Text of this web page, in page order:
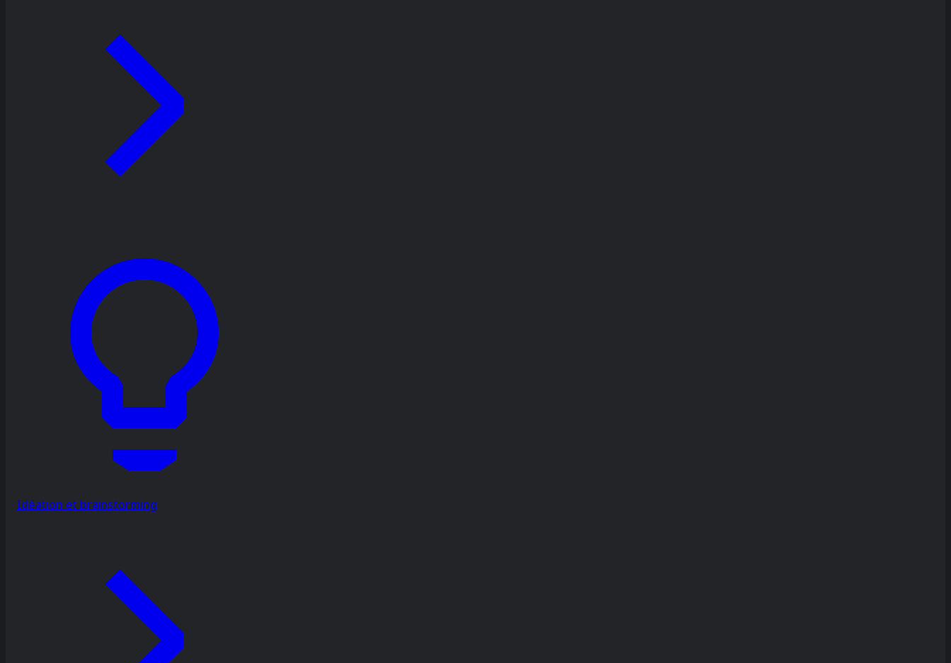
Idéation et brainstorming